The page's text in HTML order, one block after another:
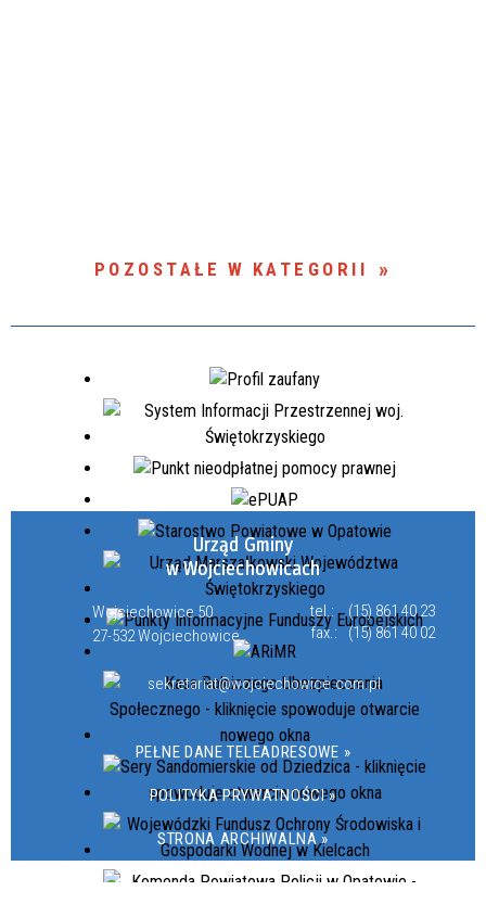
POZOSTAŁE W KATEGORII
Urząd Gminy
w Wojciechowicach
Wojciechowice 50
27-532 Wojciechowice
tel.:
(15) 861 40 23
fax.:
(15) 861 40 02
sekretariat@wojciechowice.com.pl
PEŁNE DANE TELEADRESOWE »
POLITYKA PRYWATNOŚCI »
STRONA ARCHIWALNA »